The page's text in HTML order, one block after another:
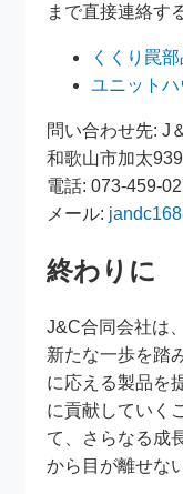
まで直接連絡す
くくり罠
ユニット
問い合わせ先: J
和歌山市加太
電話: 073-459-
メール:
終わりに
J&C合同会社は
新たな一歩を踏
に応える製品を
に貢献していく
て、さらなる成
から目が離せな